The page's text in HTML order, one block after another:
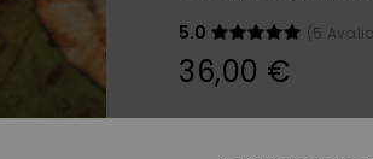
5.0
(5
36,00 €
Paga 3 x 12,00 € sem